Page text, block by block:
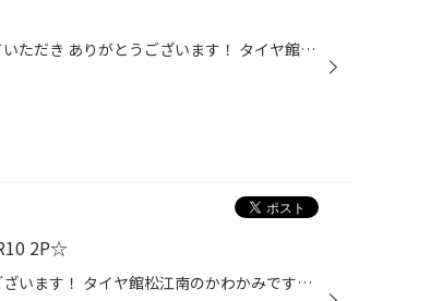
いつもタイヤ館松江南WEBをチェックしていただき ありがとうございます！ タイヤ館松江南ではまだまだ冬セール開催中です！ スタッドレスタイヤの履き替えはプロがしっかり取り付け致します！ またエンジンオイルや 冬はトラブルの起きやすいバッテリーもまず点検からお任せ下さい！ 一度エアチェッ...
2P☆
いつも当店のWEBをご覧頂きありがとうございます！ タイヤ館松江南のかわかみです！ 今回はアルミホイールのネタです！ WORKさん今年も熱いです！ 先般のワークエモーションRS11に引き続き またまた新商品の発表がありました！ 今度の新商品は【 WORK EMOTION ZR10 2P 】です！ 全エモーションシリ...